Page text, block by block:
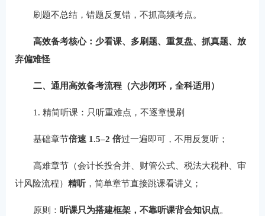
刷题不总结，错题反复错，不抓高频考点。
高效备考核心：少看课、多刷题、重复盘、抓真题、放
弃偏难怪
二、通用高效备考流程（六步闭环，全科适用）
1. 精简听课：只听重难点，不逐章慢刷
基础章节倍速 1.5–2 倍过一遍即可，不用反复听；
高难章节（会计长投合并、财管公式、税法大税种、审
计风险流程） 精听 ，简单章节直接跳课看讲义；
原则： 听课只为搭建框架，不靠听课背会知识点。